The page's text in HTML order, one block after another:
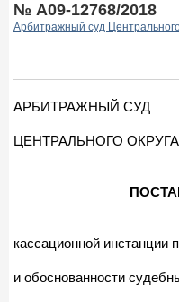
№ А09-12768/2018
Арбитражный суд
АРБИТРАЖНЫЙ СУД
ЦЕНТРАЛЬНОГО ОКРУГА
кассационной инстанции
и обоснованности